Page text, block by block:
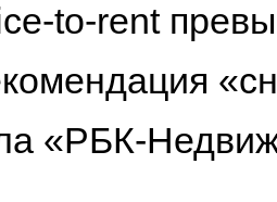
to-rent
«РБК-